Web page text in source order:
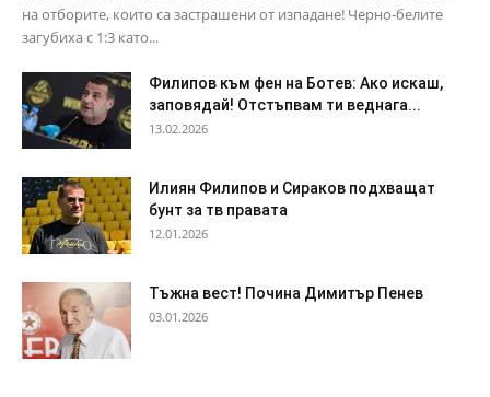
на отборите, които са застрашени от изпадане! Черно-белите
загубиха с 1:3 като...
Филипов към фен на Ботев: Ако искаш,
заповядай! Отстъпвам ти веднага...
13.02.2026
Илиян Филипов и Сираков подхващат
бунт за тв правата
12.01.2026
Тъжна вест! Почина Димитър Пенев
03.01.2026